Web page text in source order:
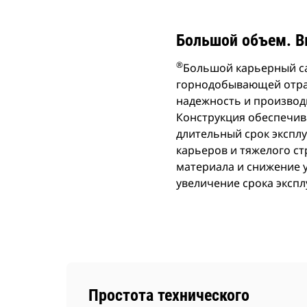
Большой объем.
®Большой карьерный
горнодобывающей
надежность и
Конструкция
длительный срок
карьеров и тяжелого
материала и снижение
увеличение срока
Простота технического